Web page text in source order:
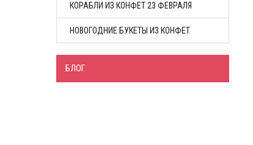
КОРАБЛИ ИЗ КОНФЕТ 23 ФЕВРАЛЯ
НОВОГОДНИЕ БУКЕТЫ ИЗ КОНФЕТ
БЛОГ